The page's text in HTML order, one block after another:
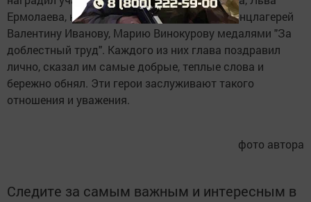
Ермолаева, несовершеннолетних узников концлагерей
Валентину Иванову, Марию Винокурову медалями "За
доблестный труд". Каждого из них глава поздравил
лично, сказал им самые добрые, теплые слова и
бережно обнял. Эти герои заслуживают такого
отношения и уважения.
фото автора
Следите за самым важным и интересным в